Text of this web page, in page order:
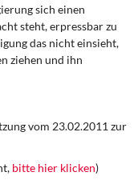
sich einen
steht, erpressbar zu
das nicht einsieht,
ziehen und ihn
vom 23.02.2011 zur
bitte hier klicken)